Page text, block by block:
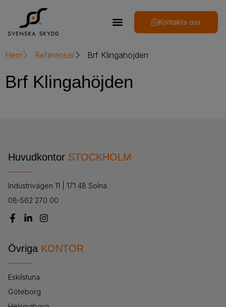
Kontakta oss
Hem Referenser Brf Klingahöjden
Brf Klingahöjden
Huvudkontor STOCKHOLM
Industrivägen 11 | 171 48 Solna
08-562 270 00
Övriga KONTOR
Eskilstuna
Göteborg